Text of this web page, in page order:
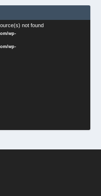
not found
wp-
wp-